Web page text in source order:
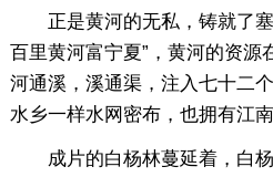
正是黄河的无私，铸就了
百里黄河富宁夏”，黄河的资源
河通溪，溪通渠，注入七十二
水乡一样水网密布，也拥有江
成片的白杨林蔓延着，白杨